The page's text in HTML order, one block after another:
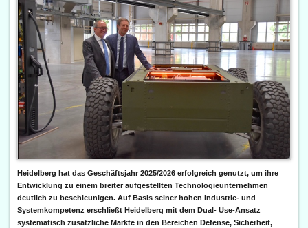
Heidelberg hat das Geschäftsjahr 2025/2026 erfolgreich genutzt, um ihre
Entwicklung zu einem breiter aufgestellten Technologieunternehmen
deutlich zu beschleunigen. Auf Basis seiner hohen Industrie- und
Systemkompetenz erschließt Heidelberg mit dem Dual- Use-Ansatz
systematisch zusätzliche Märkte in den Bereichen Defense, Sicherheit,